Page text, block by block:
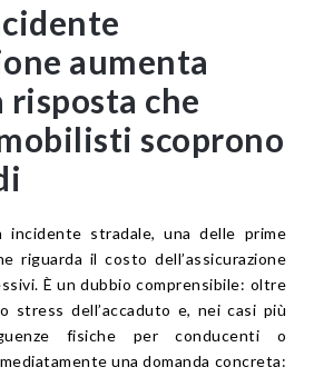
aumenta
risposta che
scoprono
incidente stradale, una delle prime
riguarda il costo dell’assicurazione
È un dubbio comprensibile: oltre
stress dell’accaduto e, nei casi più
fisiche per conducenti o
una domanda concreta: